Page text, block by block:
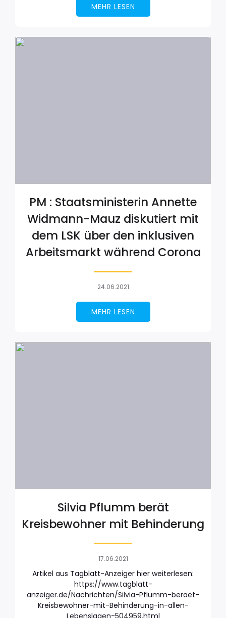
MEHR LESEN
PM : Staatsministerin Annette
Widmann-Mauz diskutiert mit
dem LSK über den inklusiven
Arbeitsmarkt während Corona
24.06.2021
MEHR LESEN
Silvia Pflumm berät
Kreisbewohner mit Behinderung
17.06.2021
Artikel aus Tagblatt-Anzeiger hier weiterlesen:
https://www.tagblatt-
anzeiger.de/Nachrichten/Silvia-Pflumm-beraet-
Kreisbewohner-mit-Behinderung-in-allen-
Lebenslagen-504959.html